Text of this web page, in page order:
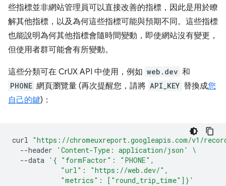
些指標並非網站管理員可以直接改善的指標，因此是用於瞭
解其他指標，以及為何這些指標可能與預期不同。這些指標
也能說明為何其他指標會隨時間變動，即使網站沒有變更，
但使用者群可能會有所變動。
這些分類可在 CrUX API 中使用，例如 web.dev 和
PHONE 網頁瀏覽量 (再次提醒您，請將 API_KEY 替換成您
自己的鍵)：
curl "https://chromeuxreport.googleapis.com/v1/
--header
'Content-Type: application/json'
\
--data '{ "formFactor": "PHONE",
            "url": "https://web.dev/",
            "metrics": ["round_trip_time"]}'